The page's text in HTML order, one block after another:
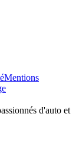
Mentions
d'auto et